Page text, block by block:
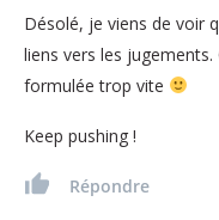
Désolé, je viens de voir
liens vers les
formulée trop vite
Keep pushing !
Répondre